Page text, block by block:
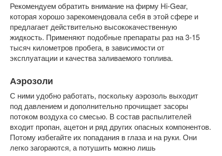
Рекомендуем обратить внимание на фирму Hi-Gear,
которая хорошо зарекомендовала себя в этой сфере и
предлагает действительно высококачественную
жидкость. Применяют подобные препараты раз на 3-15
тысяч километров пробега, в зависимости от
эксплуатации и качества заливаемого топлива.
Аэрозоли
С ними удобно работать, поскольку аэрозоль выходит
под давлением и дополнительно прочищает засоры
потоком воздуха со смесью. В состав распылителей
входит пропан, ацетон и ряд других опасных компонентов.
Потому избегайте их попадания в глаза и на руки. Они
легко загораются, а потушить можно лишь